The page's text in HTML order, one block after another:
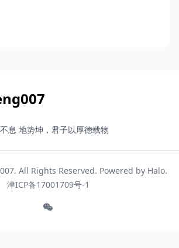
息 地势坤，君子以厚德载物
. All Rights Reserved. Powered by Halo.
津ICP备17001709号-1